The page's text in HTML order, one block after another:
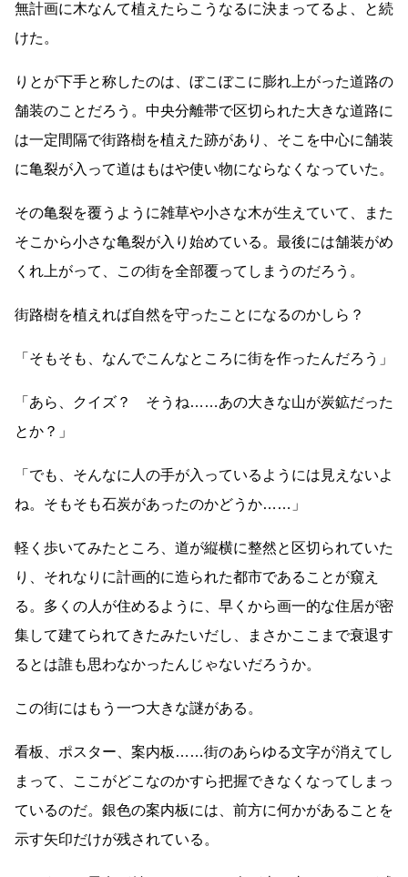
無計画に木なんて植えたらこうなるに決まってるよ、と続
けた。
りとが下手と称したのは、ぼこぼこに膨れ上がった道路の
舗装のことだろう。中央分離帯で区切られた大きな道路に
は一定間隔で街路樹を植えた跡があり、そこを中心に舗装
に亀裂が入って道はもはや使い物にならなくなっていた。
その亀裂を覆うように雑草や小さな木が生えていて、また
そこから小さな亀裂が入り始めている。最後には舗装がめ
くれ上がって、この街を全部覆ってしまうのだろう。
街路樹を植えれば自然を守ったことになるのかしら？
「そもそも、なんでこんなところに街を作ったんだろう」
「あら、クイズ？ そうね……あの大きな山が炭鉱だった
とか？」
「でも、そんなに人の手が入っているようには見えないよ
ね。そもそも石炭があったのかどうか…… 」
軽く歩いてみたところ、道が縦横に整然と区切られていた
り、それなりに計画的に造られた都市であることが窺え
る。多くの人が住めるように、早くから画一的な住居が密
集して建てられてきたみたいだし、まさかここまで衰退す
るとは誰も思わなかったんじゃないだろうか。
この街にはもう一つ大きな謎がある。
看板、ポスター、案内板 ……街のあらゆる文字が消えてし
まって、ここがどこなのかすら把握できなくなってしまっ
ているのだ。銀色の案内板には、前方に何かがあることを
示す矢印だけが残されている。